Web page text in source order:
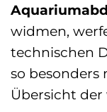
widmen,
technischen
so besonders
Übersicht